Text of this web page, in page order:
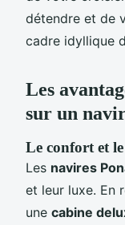
détendre et de
cadre idyllique
Les
sur un
Le confort et
Les navires
et leur luxe. En
une cabine